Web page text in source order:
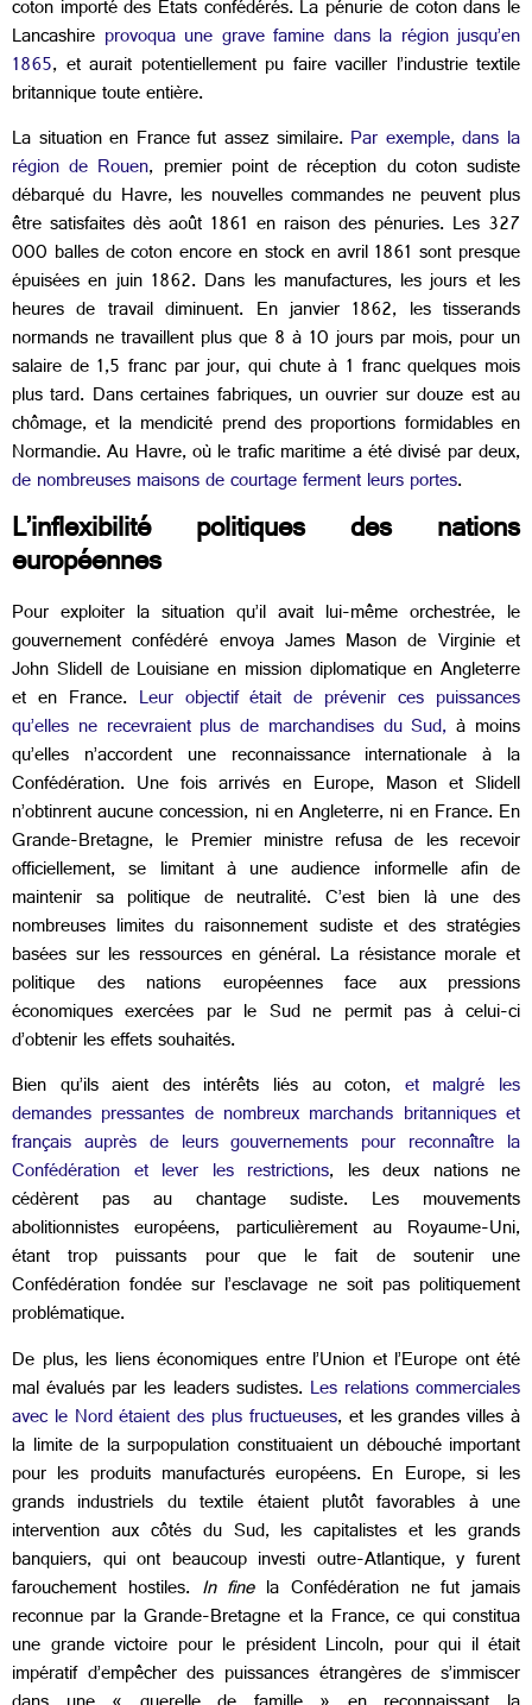
coton importé des États confédérés. La pénurie de coton dans le
Lancashire provoqua une grave famine dans la région jusqu’en
1865, et aurait potentiellement pu faire vaciller l’industrie textile
britannique toute entière.
La situation en France fut assez similaire. Par exemple, dans la
région de Rouen, premier point de réception du coton sudiste
débarqué du Havre, les nouvelles commandes ne peuvent plus
être satisfaites dès août 1861 en raison des pénuries. Les 327
000 balles de coton encore en stock en avril 1861 sont presque
épuisées en juin 1862. Dans les manufactures, les jours et les
heures de travail diminuent. En janvier 1862, les tisserands
normands ne travaillent plus que 8 à 10 jours par mois, pour un
salaire de 1,5 franc par jour, qui chute à 1 franc quelques mois
plus tard. Dans certaines fabriques, un ouvrier sur douze est au
chômage, et la mendicité prend des proportions formidables en
Normandie. Au Havre, où le trafic maritime a été divisé par deux,
de nombreuses maisons de courtage ferment leurs portes.
L’inflexibilité politiques des nations
européennes
Pour exploiter la situation qu’il avait lui-même orchestrée, le
gouvernement confédéré envoya James Mason de Virginie et
John Slidell de Louisiane en mission diplomatique en Angleterre
et en France. Leur objectif était de prévenir ces puissances
qu’elles ne recevraient plus de marchandises du Sud, à moins
qu’elles n’accordent une reconnaissance internationale à la
Confédération. Une fois arrivés en Europe, Mason et Slidell
n’obtinrent aucune concession, ni en Angleterre, ni en France. En
Grande-Bretagne, le Premier ministre refusa de les recevoir
officiellement, se limitant à une audience informelle afin de
maintenir sa politique de neutralité. C’est bien là une des
nombreuses limites du raisonnement sudiste et des stratégies
basées sur les ressources en général. La résistance morale et
politique des nations européennes face aux pressions
économiques exercées par le Sud ne permit pas à celui-ci
d’obtenir les effets souhaités.
Bien qu’ils aient des intérêts liés au coton, et malgré les
demandes pressantes de nombreux marchands britanniques et
français auprès de leurs gouvernements pour reconnaître la
Confédération et lever les restrictions, les deux nations ne
cédèrent pas au chantage sudiste. Les mouvements
abolitionnistes européens, particulièrement au Royaume-Uni,
étant trop puissants pour que le fait de soutenir une
Confédération fondée sur l’esclavage ne soit pas politiquement
problématique.
De plus, les liens économiques entre l’Union et l’Europe ont été
mal évalués par les leaders sudistes. Les relations commerciales
avec le Nord étaient des plus fructueuses, et les grandes villes à
la limite de la surpopulation constituaient un débouché important
pour les produits manufacturés européens. En Europe, si les
grands industriels du textile étaient plutôt favorables à une
intervention aux côtés du Sud, les capitalistes et les grands
banquiers, qui ont beaucoup investi outre-Atlantique, y furent
farouchement hostiles. In finela Confédération ne fut jamais
reconnue par la Grande-Bretagne et la France, ce qui constitua
une grande victoire pour le président Lincoln, pour qui il était
impératif d’empêcher des puissances étrangères de s’immiscer